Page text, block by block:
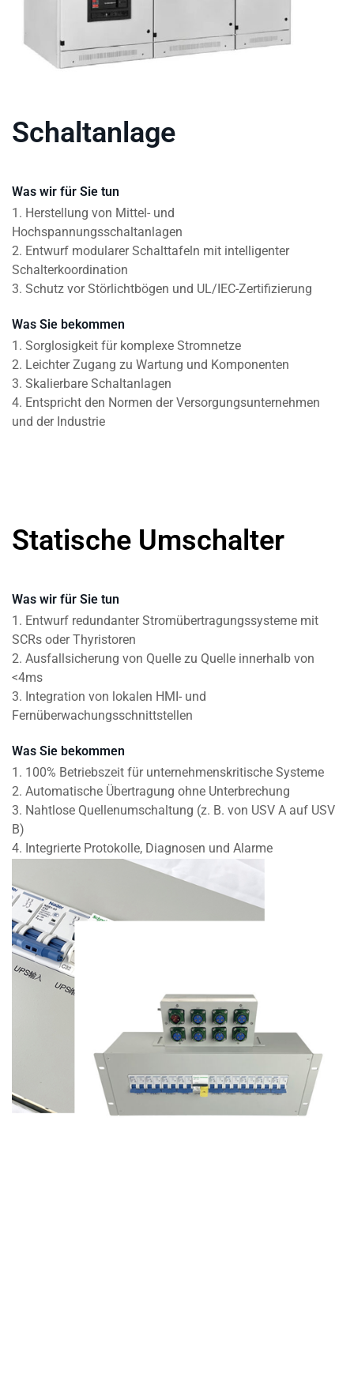
Schaltanlage
Was wir für Sie tun
1. Herstellung von Mittel- und
Hochspannungsschaltanlagen
2. Entwurf modularer Schalttafeln mit intelligenter
Schalterkoordination
3. Schutz vor Störlichtbögen und UL/IEC-Zertifizierung
Was Sie bekommen
1. Sorglosigkeit für komplexe Stromnetze
2. Leichter Zugang zu Wartung und Komponenten
3. Skalierbare Schaltanlagen
4. Entspricht den Normen der Versorgungsunternehmen
und der Industrie
Statische Umschalter
Was wir für Sie tun
1. Entwurf redundanter Stromübertragungssysteme mit
SCRs oder Thyristoren
2. Ausfallsicherung von Quelle zu Quelle innerhalb von
<4ms
3. Integration von lokalen HMI- und
Fernüberwachungsschnittstellen
Was Sie bekommen
1. 100% Betriebszeit für unternehmenskritische Systeme
2. Automatische Übertragung ohne Unterbrechung
3. Nahtlose Quellenumschaltung (z. B. von USV A auf USV
B)
4. Integrierte Protokolle, Diagnosen und Alarme